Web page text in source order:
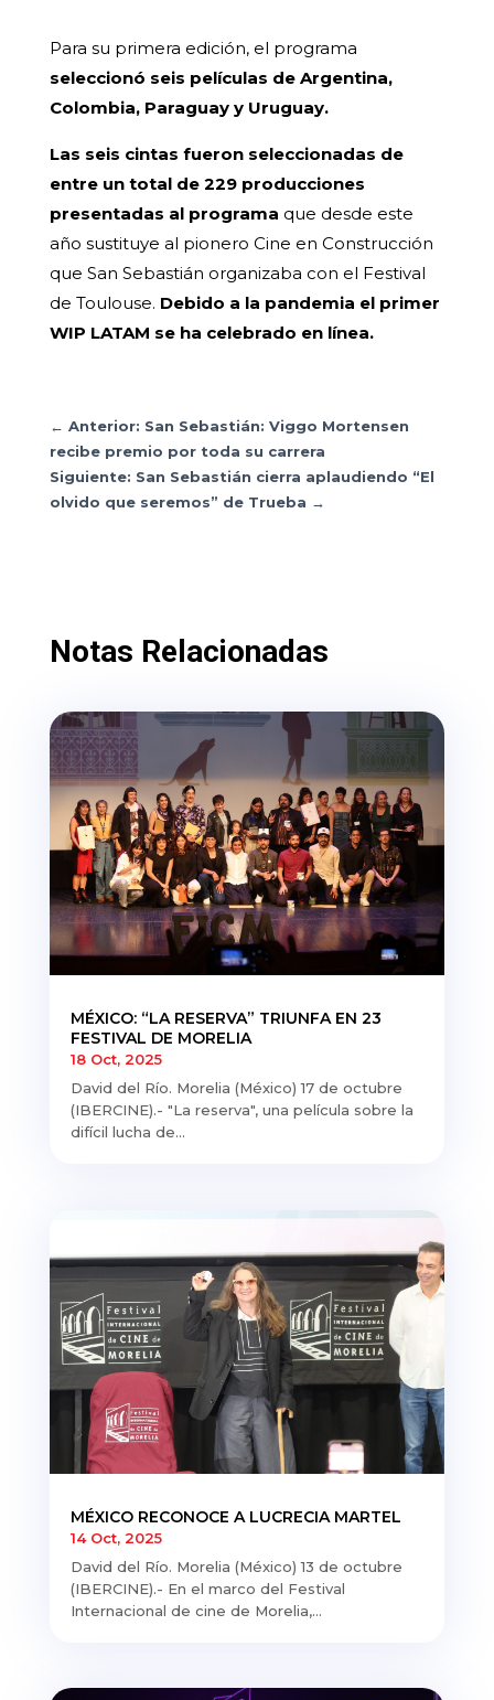
Para su primera edición, el programa
seleccionó seis películas de Argentina,
Colombia, Paraguay y Uruguay.
Las seis cintas fueron seleccionadas de
entre un total de 229 producciones
presentadas al programa que desde este
año sustituye al pionero Cine en Construcción
que San Sebastián organizaba con el Festival
de Toulouse. Debido a la pandemia el primer
WIP LATAM se ha celebrado en línea.
← Anterior: San Sebastián: Viggo Mortensen
recibe premio por toda su carrera
Siguiente: San Sebastián cierra aplaudiendo “El
olvido que seremos” de Trueba →
Notas Relacionadas
MÉXICO: “LA RESERVA” TRIUNFA EN 23
FESTIVAL DE MORELIA
18 Oct, 2025
David del Río. Morelia (México) 17 de octubre
(IBERCINE).- "La reserva", una película sobre la
difícil lucha de...
MÉXICO RECONOCE A LUCRECIA MARTEL
14 Oct, 2025
David del Río. Morelia (México) 13 de octubre
(IBERCINE).- En el marco del Festival
Internacional de cine de Morelia,...